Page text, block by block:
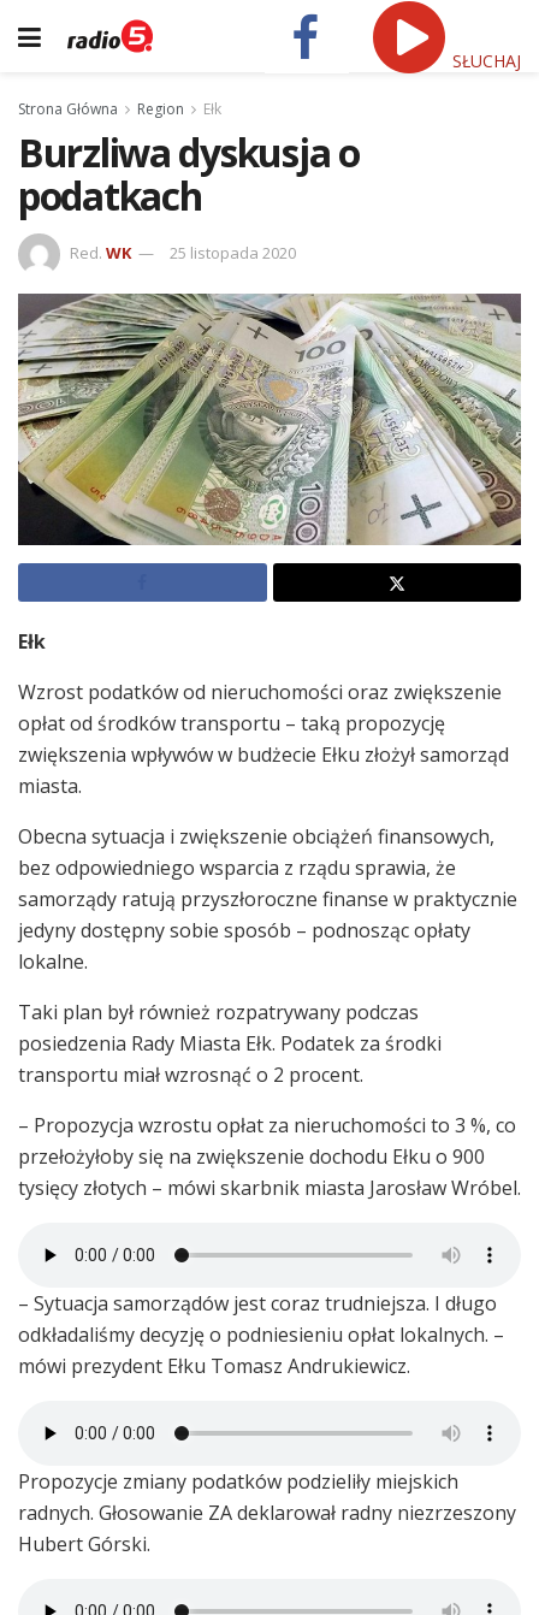
SŁUCHAJ
Strona Główna Region Ełk
Burzliwa dyskusja o
podatkach
Red. WK 25 listopada 2020
Ełk
Wzrost podatków od nieruchomości oraz zwiększenie
opłat od środków transportu – taką propozycję
zwiększenia wpływów w budżecie Ełku złożył samorząd
miasta.
Obecna sytuacja i zwiększenie obciążeń finansowych,
bez odpowiedniego wsparcia z rządu sprawia, że
samorządy ratują przyszłoroczne finanse w praktycznie
jedyny dostępny sobie sposób – podnosząc opłaty
lokalne.
Taki plan był również rozpatrywany podczas
posiedzenia Rady Miasta Ełk. Podatek za środki
transportu miał wzrosnąć o 2 procent.
– Propozycja wzrostu opłat za nieruchomości to 3 %, co
przełożyłoby się na zwiększenie dochodu Ełku o 900
tysięcy złotych – mówi skarbnik miasta Jarosław Wróbel.
– Sytuacja samorządów jest coraz trudniejsza. I długo
odkładaliśmy decyzję o podniesieniu opłat lokalnych. –
mówi prezydent Ełku Tomasz Andrukiewicz.
Propozycje zmiany podatków podzieliły miejskich
radnych. Głosowanie ZA deklarował radny niezrzeszony
Hubert Górski.